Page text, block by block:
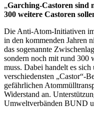
„Garching-Castoren sind
300 weitere Castoren
Die Anti-Atom-Initiativen
in den kommenden Jahren
das sogenannte
sondern noch mit rund 300
muss. Dabei handelt es
verschiedensten „Castor“-
gefährlichen
Widerstand an.
Umweltverbänden BUND